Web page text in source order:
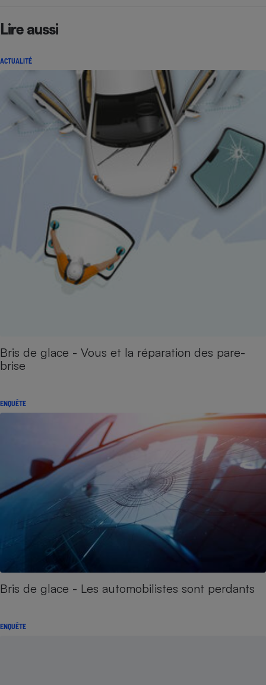
Lire aussi
ACTUALITÉ
Bris de glace - Vous et la réparation des pare-
brise
ENQUÊTE
Bris de glace - Les automobilistes sont perdants
ENQUÊTE